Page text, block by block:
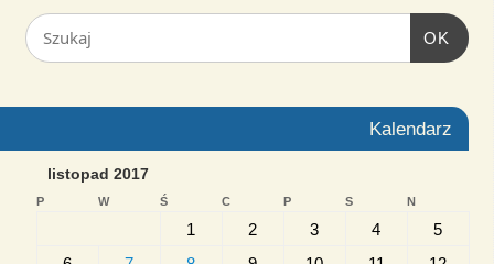
OK
Kalendarz
listopad 2017
P W Ś C P S N
1 2 3 4
5